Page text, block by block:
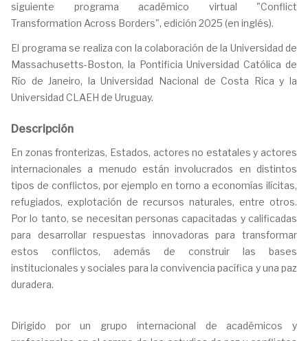
siguiente programa académico virtual "Conflict
Transformation Across Borders", edición 2025 (en inglés).
El programa se realiza con la colaboración de la Universidad de
Massachusetts-Boston, la Pontificia Universidad Católica de
Río de Janeiro, la Universidad Nacional de Costa Rica y la
Universidad CLAEH de Uruguay.
Descripción
En zonas fronterizas, Estados, actores no estatales y actores
internacionales a menudo están involucrados en distintos
tipos de conflictos, por ejemplo en torno a economías ilícitas,
refugiados, explotación de recursos naturales, entre otros.
Por lo tanto, se necesitan personas capacitadas y calificadas
para desarrollar respuestas innovadoras para transformar
estos conflictos, además de construir las bases
institucionales y sociales para la convivencia pacífica y una paz
duradera.
Dirigido por un grupo internacional de académicos y